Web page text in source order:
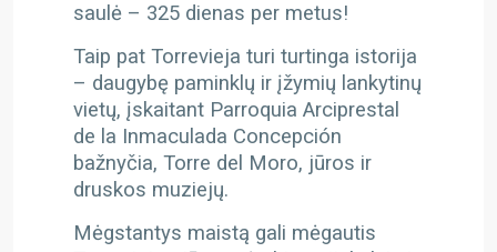
saulė – 325 dienas per metus!
Taip pat Torrevieja turi turtinga istorija
– daugybę paminklų ir įžymių lankytinų
vietų, įskaitant Parroquia Arciprestal
de la Inmaculada Concepción
bažnyčia, Torre del Moro, jūros ir
druskos muziejų.
Mėgstantys maistą gali mėgautis